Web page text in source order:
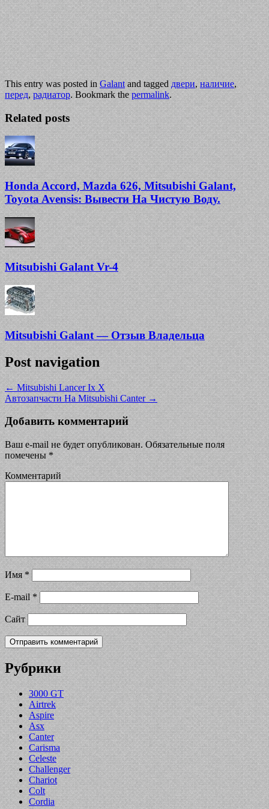
This entry was posted in Galantand tagged двери, наличие,
перед,радиатор. Bookmark thepermalink.
Related posts
Honda Accord, Mazda 626, Mitsubishi Galant,
Toyota Avensis: Вывести На Чистую Воду.
Mitsubishi Galant Vr-4
Mitsubishi Galant — Отзыв Владельца
Post navigation
← Mitsubishi Lancer Ix X
Автозапчасти На Mitsubishi Canter →
Добавить комментарий
Ваш e-mail не будет опубликован. Обязательные поля
помечены*
Комментарий
Имя*
E-mail*
Сайт
Рубрики
3000 GT
Airtrek
Aspire
Asx
Canter
Carisma
Celeste
Challenger
Chariot
Colt
Cordia